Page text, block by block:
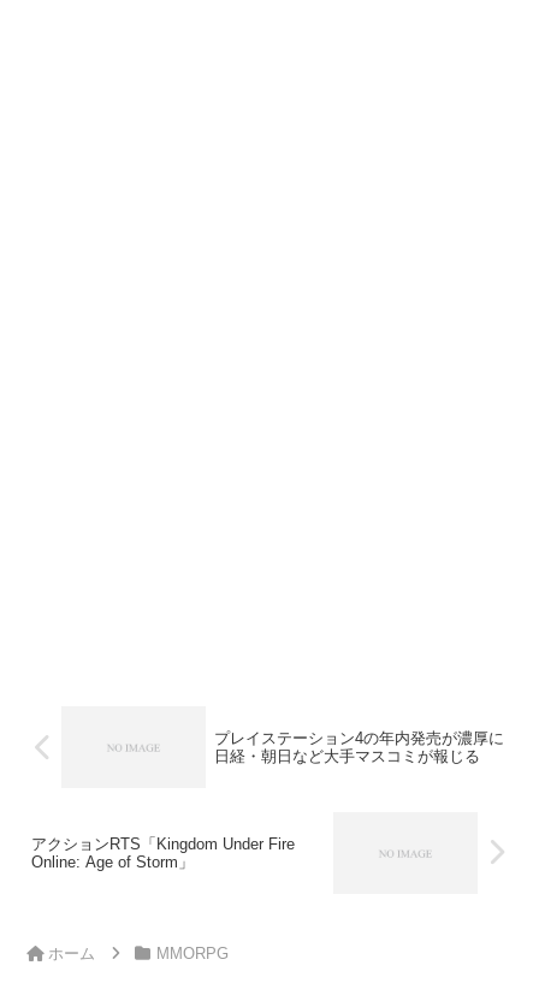
プレイステーション4の年内発売が濃厚に
日経・朝日など大手マスコミが報じる
アクションRTS「Kingdom Under Fire
Online: Age of Storm」
ホーム MMORPG